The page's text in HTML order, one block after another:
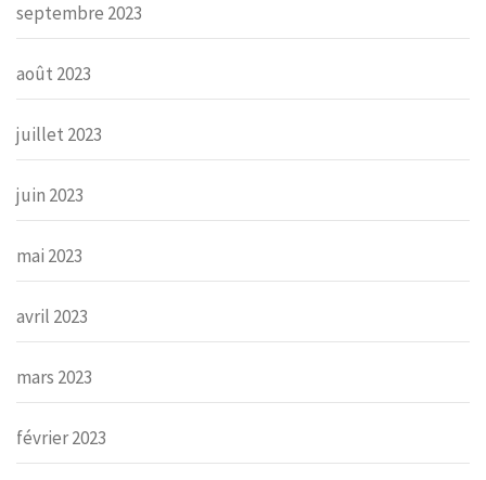
septembre 2023
août 2023
juillet 2023
juin 2023
mai 2023
avril 2023
mars 2023
février 2023